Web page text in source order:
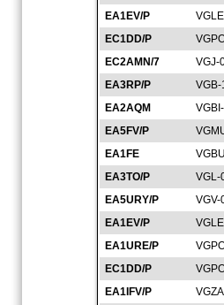
EA1EV/P
EC1DD/P
EC2AMN/7
VGJ-
EA3RP/P
EA2AQM
EA5FV/P
EA1FE
EA3TO/P
VGL-
EA5URY/P
VGV-
EA1EV/P
EA1URE/P
EC1DD/P
EA1IFV/P